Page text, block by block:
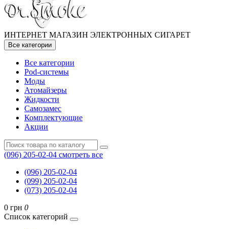
ИНТЕРНЕТ МАГАЗИН ЭЛЕКТРОННЫХ СИГАРЕТ
Все категории
Все категории
Pod-системы
Моды
Атомайзеры
Жидкости
Самозамес
Комплектующие
Акции
(096) 205-02-04 смотреть все
(096) 205-02-04
(099) 205-02-04
(073) 205-02-04
0 грн 0
Список категорий